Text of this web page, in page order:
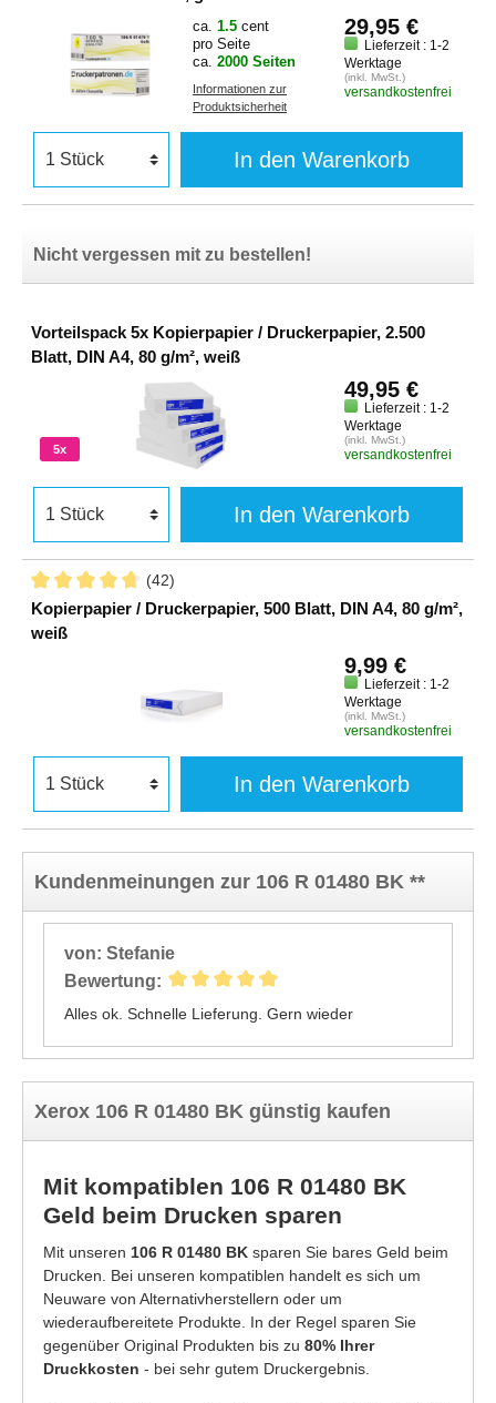
ca. 1.5 cent
pro Seite
ca. 2000 Seiten
Informationen zur
Produktsicherheit
29,95 €
Lieferzeit : 1-2
Werktage
(inkl. MwSt.)
versandkostenfrei
In den Warenkorb
Nicht vergessen mit zu bestellen!
Vorteilspack 5x Kopierpapier / Druckerpapier, 2.500
Blatt, DIN A4, 80 g/m², weiß
5x
49,95 €
Lieferzeit : 1-2
Werktage
(inkl. MwSt.)
versandkostenfrei
In den Warenkorb
(42)
Kopierpapier / Druckerpapier, 500 Blatt, DIN A4, 80 g/m²,
weiß
9,99 €
Lieferzeit : 1-2
Werktage
(inkl. MwSt.)
versandkostenfrei
In den Warenkorb
Kundenmeinungen zur 106 R 01480 BK **
von: Stefanie
Bewertung:
Alles ok. Schnelle Lieferung. Gern wieder
Xerox 106 R 01480 BK günstig kaufen
Mit kompatiblen 106 R 01480 BK
Geld beim Drucken sparen
Mit unseren 106 R 01480 BK sparen Sie bares Geld beim
Drucken. Bei unseren kompatiblen handelt es sich um
Neuware von Alternativherstellern oder um
wiederaufbereitete Produkte. In der Regel sparen Sie
gegenüber Original Produkten bis zu 80% Ihrer
Druckkosten - bei sehr gutem Druckergebnis.